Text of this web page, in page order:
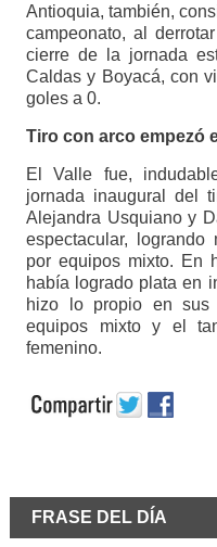
Antioquia, también,
campeonato, al
cierre de la jornada
Caldas y Boyacá, con
goles a 0.
Tiro con arco empezó
El Valle fue,
jornada inaugural del
Alejandra Usquiano y
espectacular,
por equipos mixto. En
había logrado plata en
hizo lo propio en sus
equipos mixto y el
femenino.
FRASE DEL DÍA